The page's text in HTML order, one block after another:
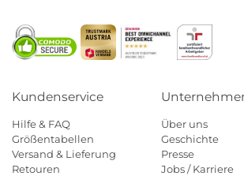
Kundenservice
Hilfe & FAQ
Größentabellen
Versand & Lieferung
Retouren
Über uns
Geschichte
Presse
Jobs / Karriere